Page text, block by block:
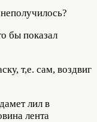
бы показал
т,е. сам, воздвиг
лил в
лента